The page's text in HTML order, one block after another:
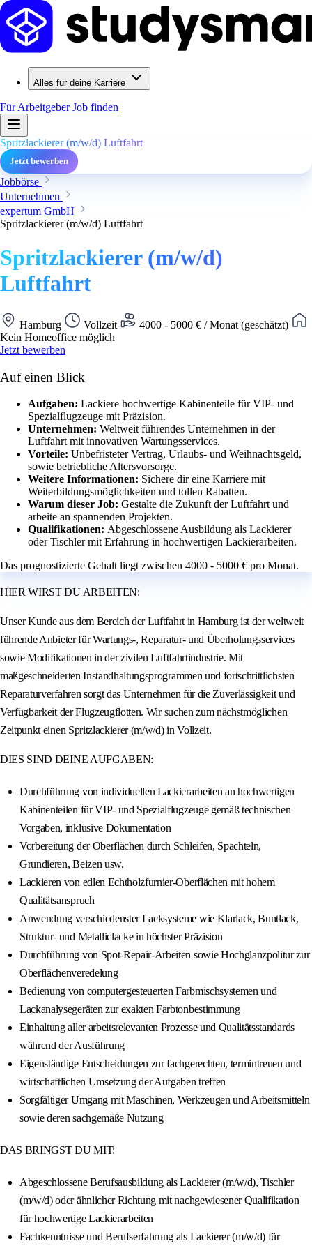
Alles für deine Karriere
Für ArbeitgeberJob finden
Spritzlackierer (m/w/d) Luftfahrt
Jetzt bewerben
Jobbörse
Unternehmen
expertum GmbH
Spritzlackierer (m/w/d) Luftfahrt
Spritzlackierer (m/w/d)
Luftfahrt
Hamburg Vollzeit
4000 - 5000 € / Monat (geschätzt)
Kein Homeoffice möglich
Jetzt bewerben
Auf einen Blick
Aufgaben: Lackiere hochwertige Kabinenteile für VIP- und
Spezialflugzeuge mit Präzision.
Unternehmen: Weltweit führendes Unternehmen in der
Luftfahrt mit innovativen Wartungsservices.
Vorteile: Unbefristeter Vertrag, Urlaubs- und Weihnachtsgeld,
sowie betriebliche Altersvorsorge.
Weitere Informationen: Sichere dir eine Karriere mit
Weiterbildungsmöglichkeiten und tollen Rabatten.
Warum dieser Job: Gestalte die Zukunft der Luftfahrt und
arbeite an spannenden Projekten.
Qualifikationen: Abgeschlossene Ausbildung als Lackierer
oder Tischler mit Erfahrung in hochwertigen Lackierarbeiten.
Das prognostizierte Gehalt liegt zwischen 4000 - 5000 € pro Monat.
HIER WIRST DU ARBEITEN:
Unser Kunde aus dem Bereich der Luftfahrt in Hamburg ist der weltweit
führende Anbieter für Wartungs-, Reparatur- und Überholungsservices
sowie Modifikationen in der zivilen Luftfahrtindustrie. Mit
maßgeschneiderten Instandhaltungsprogrammen und fortschrittlichsten
Reparaturverfahren sorgt das Unternehmen für die Zuverlässigkeit und
Verfügbarkeit der Flugzeugflotten. Wir suchen zum nächstmöglichen
Zeitpunkt einen Spritzlackierer (m/w/d) in Vollzeit.
DIES SIND DEINE AUFGABEN:
Durchführung von individuellen Lackierarbeiten an hochwertigen
Kabinenteilen für VIP- und Spezialflugzeuge gemäß technischen
Vorgaben, inklusive Dokumentation
Vorbereitung der Oberflächen durch Schleifen, Spachteln,
Grundieren, Beizen usw.
Lackieren von edlen Echtholzfurnier-Oberflächen mit hohem
Qualitätsanspruch
Anwendung verschiedenster Lacksysteme wie Klarlack, Buntlack,
Struktur- und Metalliclacke in höchster Präzision
Durchführung von Spot-Repair-Arbeiten sowie Hochglanzpolitur zur
Oberflächenveredelung
Bedienung von computergesteuerten Farbmischsystemen und
Lackanalysegeräten zur exakten Farbtonbestimmung
Einhaltung aller arbeitsrelevanten Prozesse und Qualitätsstandards
während der Ausführung
Eigenständige Entscheidungen zur fachgerechten, termintreuen und
wirtschaftlichen Umsetzung der Aufgaben treffen
Sorgfältiger Umgang mit Maschinen, Werkzeugen und Arbeitsmitteln
sowie deren sachgemäße Nutzung
DAS BRINGST DU MIT:
Abgeschlossene Berufsausbildung als Lackierer (m/w/d), Tischler
(m/w/d) oder ähnlicher Richtung mit nachgewiesener Qualifikation
für hochwertige Lackierarbeiten
Fachkenntnisse und Berufserfahrung als Lackierer (m/w/d) für